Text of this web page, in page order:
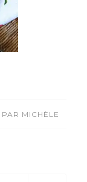
PAR MICHÈLE